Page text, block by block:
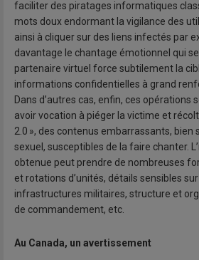
faciliter des piratages informatiques
mots doux endormant la vigilance des
ainsi à cliquer sur des liens infectés par
davantage le chantage émotionnel qui
partenaire virtuel force subtilement la
informations confidentielles à grand
Dans d’autres cas, enfin, ces
avoir vocation à piéger la victime et
2.0 », des contenus embarrassants, bien
sexuel, susceptibles de la faire chanter.
obtenue peut prendre de nombreuses
et rotations d’unités, détails sensibles
infrastructures militaires, structure et
de commandement, etc.
Au Canada, un avertissement